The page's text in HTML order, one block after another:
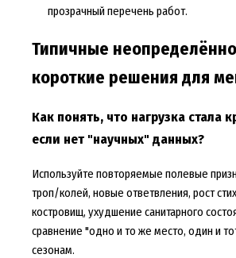
прозрачный перечень работ.
Типичные
короткие решения для
Как понять, что нагрузка стала
если нет "научных" данных?
Используйте повторяемые полевые
троп/колей, новые ответвления, рост
костровищ, ухудшение санитарного
сравнение "одно и то же место, один и
сезонам.